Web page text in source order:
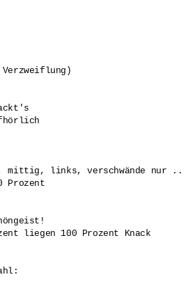
mittig, links, verschwände nur ..
Prozent
liegen 100 Prozent Knack